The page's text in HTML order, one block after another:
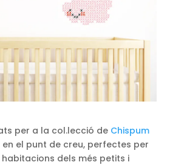
per a la col.lecció de Chispum
el punt de creu, perfectes per
dels més petits i